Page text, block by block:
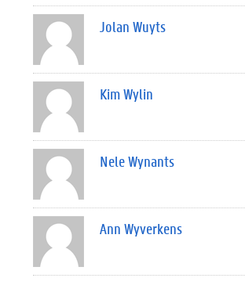
Jolan Wuyts
Kim Wylin
Nele Wynants
Ann Wyverkens